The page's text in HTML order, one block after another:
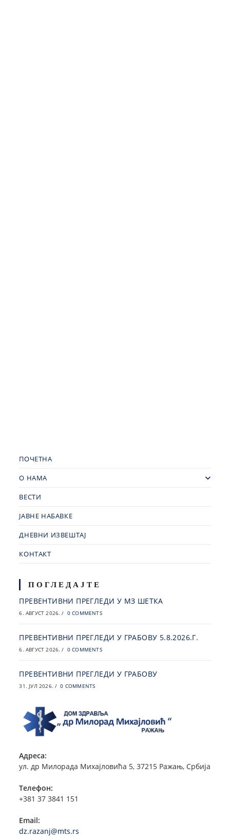
ПОЧЕТНА
О НАМА
ВЕСТИ
ЈАВНЕ НАБАВКЕ
ДНЕВНИ ИЗВЕШТАЈ
КОНТАКТ
ПОГЛЕДАЈТЕ
ПРЕВЕНТИВНИ ПРЕГЛЕДИ У МЗ ШЕТКА
6. АВГУСТ 2026. / 0 COMMENTS
ПРЕВЕНТИВНИ ПРЕГЛЕДИ У ГРАБОВУ 5.8.2026.Г.
6. АВГУСТ 2026. / 0 COMMENTS
ПРЕВЕНТИВНИ ПРЕГЛЕДИ У ГРАБОВУ
31. ЈУЛ 2026. / 0 COMMENTS
Адреса:
ул. др Милорада Михајловића 5, 37215 Ражањ, Србија
Телефон:
+381 37 3841 151
Email:
dz.razanj@mts.rs